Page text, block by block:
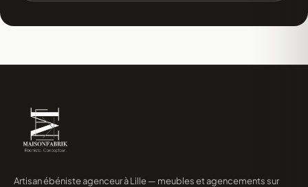
Artisan ébéniste agenceur à Lille — meubles et agencements sur